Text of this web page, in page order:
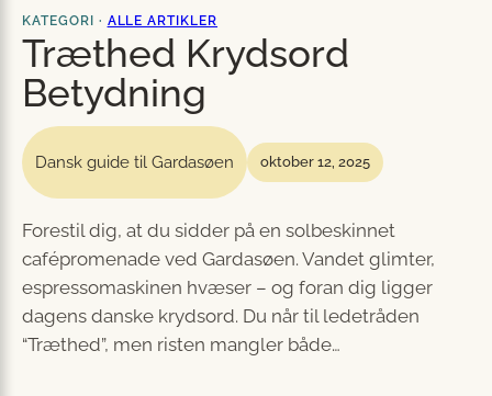
KATEGORI · ALLE ARTIKLER
Træthed Krydsord
Betydning
Dansk guide til Gardasøen oktober 12, 2025
Forestil dig, at du sidder på en solbeskinnet
cafépromenade ved Gardasøen. Vandet glimter,
espressomaskinen hvæser – og foran dig ligger
dagens danske krydsord. Du når til ledetråden
“Træthed”, men risten mangler både…